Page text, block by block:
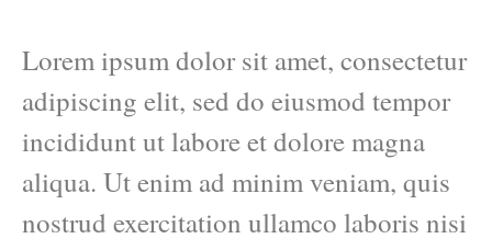
Lorem ipsum dolor sit amet, consectetur
adipiscing elit, sed do eiusmod tempor
incididunt ut labore et dolore magna
aliqua. Ut enim ad minim veniam, quis
nostrud exercitation ullamco laboris nisi